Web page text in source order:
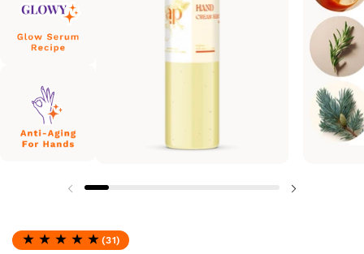
Hodnotenie: 4.9 z 5
(31)